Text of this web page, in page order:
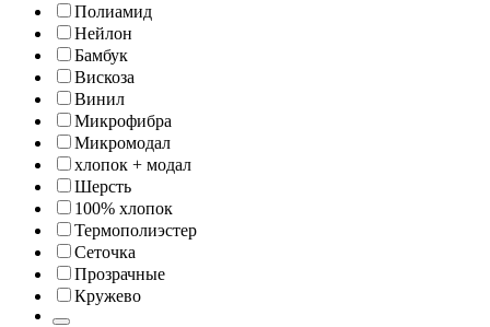
Полиамид
Нейлон
Бамбук
Вискоза
Винил
Микрофибра
Микромодал
хлопок + модал
Шерсть
100% хлопок
Термополиэстер
Сеточка
Прозрачные
Кружево